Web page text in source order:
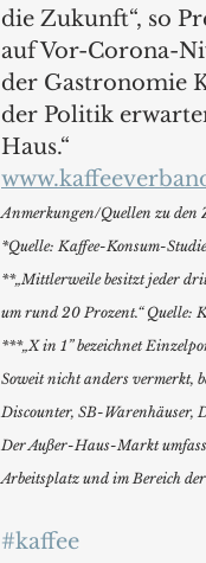
die Zukunft“, so
auf Vor-Corona-
der Gastronomie
der Politik
Haus.“
Anmerkungen/Quellen zu den
*Quelle: Kaffee-Konsum-
**„Mittlerweile besitzt jeder
um rund 20 Prozent.“ Quelle:
***„X in 1” bezeichnet
Soweit nicht anders vermerkt,
Discounter, SB-Warenhäuser,
Der Außer-Haus-Markt
Arbeitsplatz und im Bereich
#kaffee